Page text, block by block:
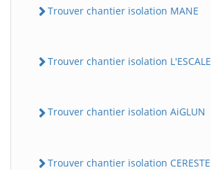
Trouver chantier isolation MANE
Trouver chantier isolation L'ESCALE
Trouver chantier isolation AiGLUN
Trouver chantier isolation CERESTE